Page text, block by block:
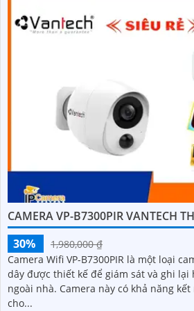
CAMERA VP-B7300PIR VANTECH
30%
1,980,000 ₫
Camera Wifi VP-B7300PIR là một loại
dây được thiết kế để giám sát và ghi lại
ngoài nhà. Camera này có khả năng kết nối với mạng wifi,
cho...